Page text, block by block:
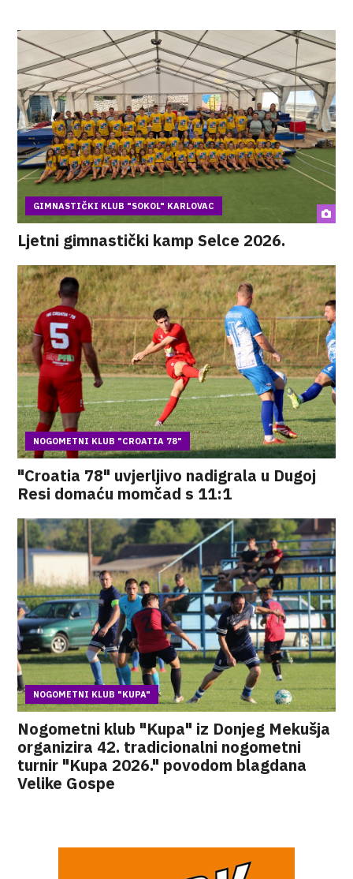
GIMNASTIČKI KLUB "SOKOL" KARLOVAC
Ljetni gimnastički kamp Selce 2026.
NOGOMETNI KLUB "CROATIA 78"
"Croatia 78" uvjerljivo nadigrala u Dugoj
Resi domaću momčad s 11:1
NOGOMETNI KLUB "KUPA"
Nogometni klub "Kupa" iz Donjeg Mekušja
organizira 42. tradicionalni nogometni
turnir "Kupa 2026." povodom blagdana
Velike Gospe